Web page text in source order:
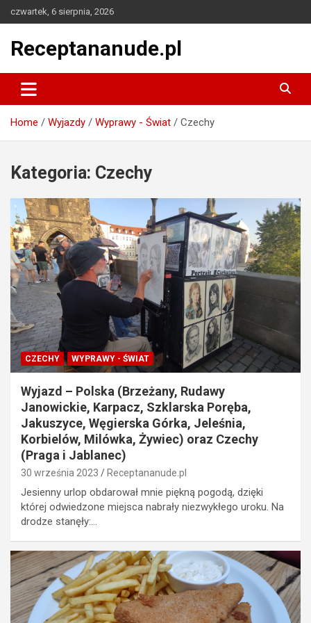
to
czwartek, 6 sierpnia, 2026
Receptananude.pl
Home Wyjazdy Wyprawy - Świat Czechy
Kategoria: Czechy
CZECHY WYPRAWY - ŚWIAT
Wyjazd – Polska (Brzeżany, Rudawy
Janowickie, Karpacz, Szklarska Poręba,
Jakuszyce, Węgierska Górka, Jeleśnia,
Korbielów, Milówka, Żywiec) oraz Czechy
(Praga i Jablanec)
30 września 2023 Receptananude.pl
Jesienny urlop obdarował mnie piękną pogodą, dzięki
której odwiedzone miejsca nabrały niezwykłego uroku. Na
drodze stanęły:…